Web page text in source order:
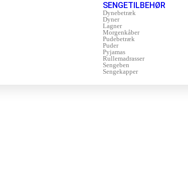
SENGETILBEHØR
Dynebetræk
Dyner
Lagner
Morgenkåber
Pudebetræk
Puder
Pyjamas
Rullemadrasser
Sengeben
Sengekapper